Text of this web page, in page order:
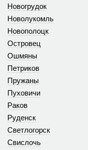
Новогрудок
Новолукомль
Новополоцк
Островец
Ошмяны
Петриков
Пружаны
Пуховичи
Раков
Руденск
Светлогорск
Свислочь